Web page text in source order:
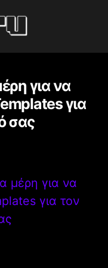
για να
για
σας
μέρη για να
για τον